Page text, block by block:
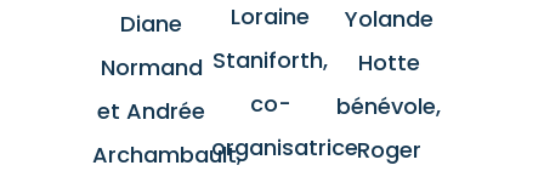
Diane
Normand
et Andrée
Archambault,
Loraine
Staniforth,
co-
organisatrice
Yolande
Hotte
bénévole,
Roger